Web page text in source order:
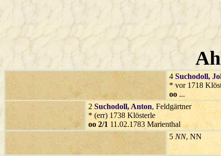
4 Suchodoll,
* vor 1718
oo ...
2 Suchodoll, Anton, Feldgärtner
* (err) 1738 Klösterle
oo 2/1 11.02.1783 Marienthal
5 NN, NN